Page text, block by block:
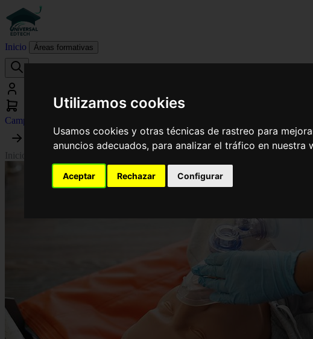
Utilizamos cookies
Usamos cookies y otras técnicas de rastreo para
anuncios adecuados, para analizar el tráfico en
Aceptar Rechazar Configurar
Inicio Áreas formativas
Campus virtual
Inicio